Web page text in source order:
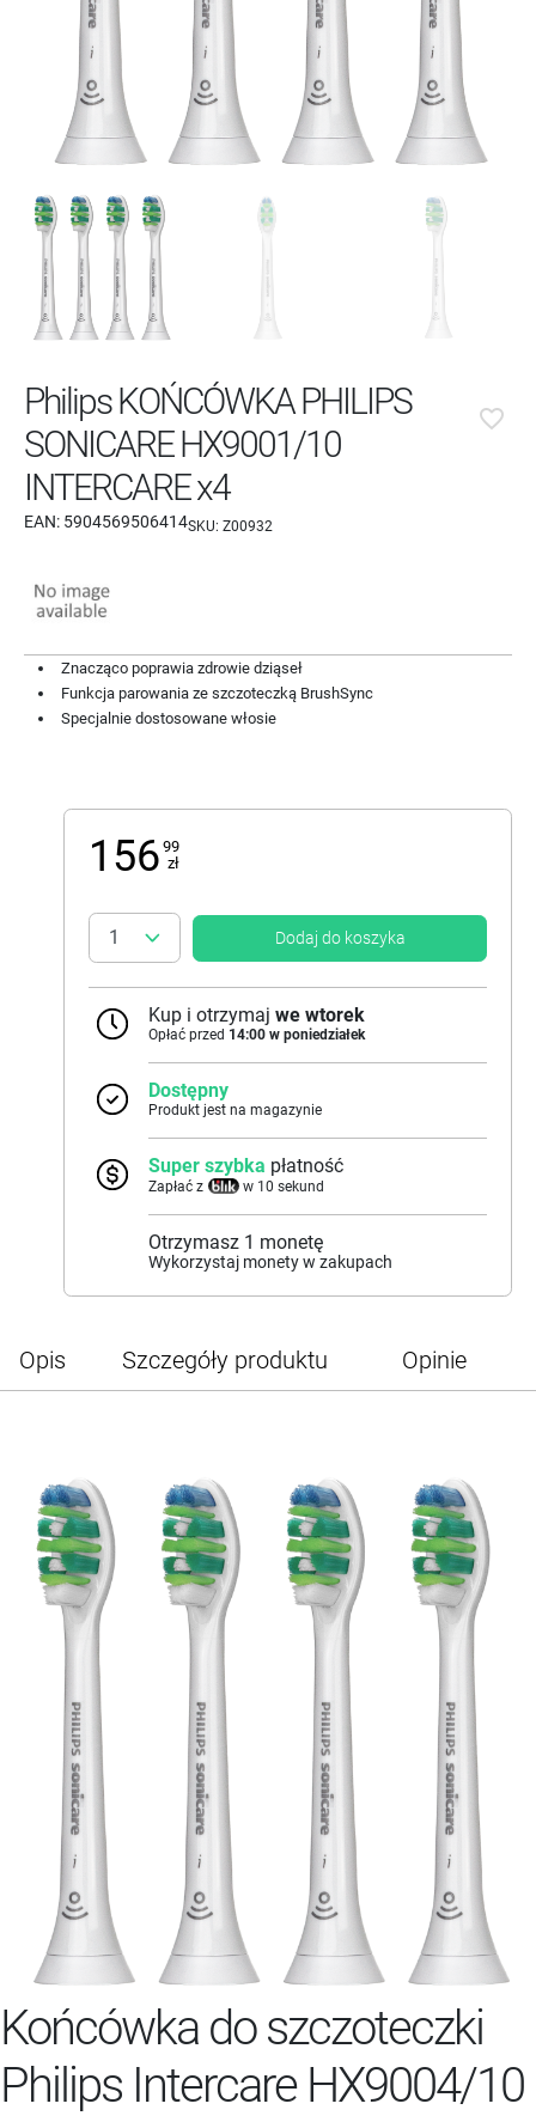
Philips KOŃCÓWKA PHILIPS
SONICARE HX9001/10
INTERCARE x4
EAN: 5904569506414SKU: Z00932
favorite_border
Znacząco poprawia zdrowie dziąseł
Funkcja parowania ze szczoteczką BrushSync
Specjalnie dostosowane włosie
156 99
zł
Dodaj do koszyka
Kup i otrzymaj we wtorek
Opłać przed 14:00 w poniedziałek
Dostępny
Produkt jest na magazynie
Super szybka płatność
Zapłać z w 10 sekund
Otrzymasz 1 monetę
Wykorzystaj monety w zakupach
Opis Szczegóły produktu Opinie
Końcówka do szczoteczki
Philips Intercare HX9004/10